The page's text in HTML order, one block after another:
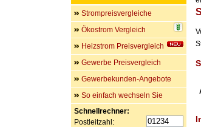
Strompreisvergleiche
Ökostrom Vergleich
Heizstrom Preisvergleich
Gewerbe Preisvergleich
Gewerbekunden-Angebote
So einfach wechseln Sie
Schnellrechner:
Postleitzahl: